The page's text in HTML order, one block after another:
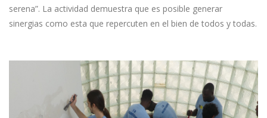
serena”. La actividad demuestra que es posible generar
sinergias como esta que repercuten en el bien de todos y todas.